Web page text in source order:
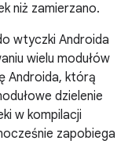
niż zamierzano.
wtyczki Androida
wielu modułów
Androida, którą
dzielenie
w kompilacji
zapobiega